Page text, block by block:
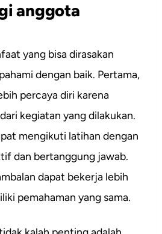
anggota
yang bisa dirasakan
dengan baik. Pertama,
percaya diri karena
kegiatan yang dilakukan.
mengikuti latihan dengan
dan bertanggung jawab.
dapat bekerja lebih
pemahaman yang sama.